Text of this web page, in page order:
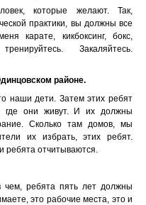
которые желают. Так,
практики, вы должны все
карате, кикбоксинг, бокс,
Закаляйтесь.
районе.
наши дети. Затем этих ребят
где они живут. И их должны
Сколько там домов, мы
их избрать, этих ребят.
ребята отчитываются.
ребята пять лет должны
это рабочие места, это и